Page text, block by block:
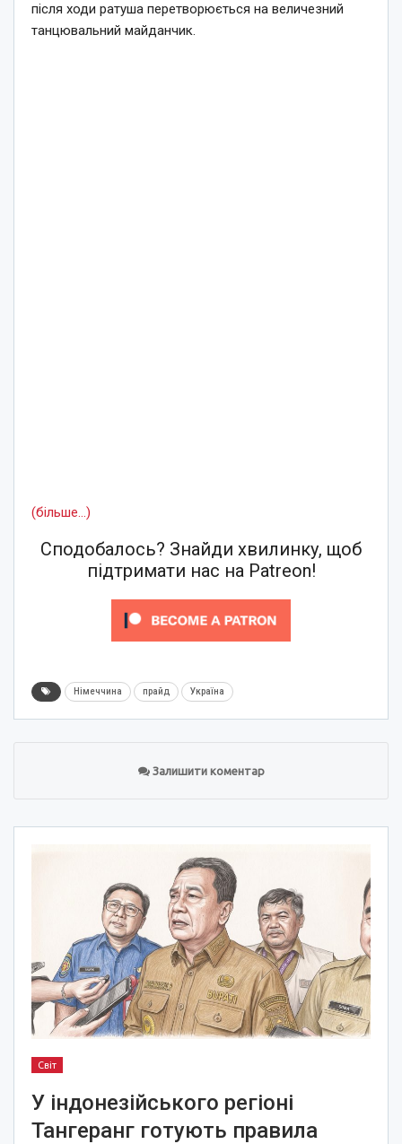
після ходи ратуша перетворюється на величезний
танцювальний майданчик.
(більше…)
Сподобалось? Знайди хвилинку, щоб
підтримати нас на Patreon!
Німеччина прайд Україна
Залишити коментар
Світ
У індонезійського регіоні
Тангеранг готують правила